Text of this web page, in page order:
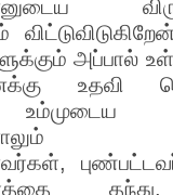
அப்பால்
உதவி